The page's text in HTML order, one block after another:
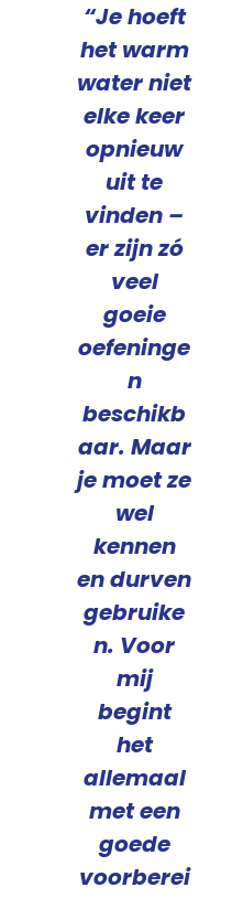
“Je hoeft
het warm
water niet
elke keer
opnieuw
uit te
vinden –
er zijn zó
veel
goeie
oefeninge
n
beschikb
aar. Maar
je moet ze
wel
kennen
en durven
gebruike
n. Voor
mij
begint
het
allemaal
met een
goede
voorberei